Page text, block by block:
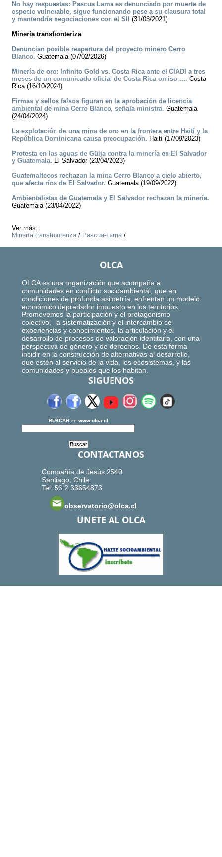
No hay respuestas: Pascua Lama es denunciado por muerte de
especie vulnerable, sigue funcionando pese a su clausura total
y mantendría negociaciones con el SII
(31/03/2021)
Minería transfronteriza
Denuncian posible reapertura del proyecto minero Cerro
Blanco. Guatemala (07/02/2026)
Minería de oro: Infinito Gold vs. Costa Rica ante el CIADI a tres
meses de un comunicado oficial de Costa Rica omiso .... Costa
Rica (16/10/2024)
Firmas y sellos falsos figuran en la aprobación de licencia
ambiental de mina Cerro Blanco, señala ministra. Guatemala
(24/04/2024)
La explotación de una mina de oro en la frontera entre Haití y la
República Dominicana causa preocupación. Haití (17/09/2023)
Protesta en las aguas de Güija contra la minería en El Salvador
y Guatemala. El Salvador (23/04/2023)
Guatemaltecos rechazan la mina Cerro Blanco a cielo abierto,
que afecta ríos de El Salvador. Guatemala (19/09/2022)
Ambientalistas de Guatemala y El Salvador rechazan la minería.
Guatemala (23/04/2022)
Ver más:
Minería transfronteriza/ Pascua-Lama/
OLCA
OLCA es una organización que acompaña a
comunidades en conflicto socioambiental, que en
condiciones de profunda asimetría, enfrentan un modelo
económico depredador impuesto en los territorios.
Promovemos la participación y el protagonismo
colectivo, la sistematización y el intercambio de
experiencias y conocimientos, la articulación y el
desarrollo de procesos de valoración identitaria, con una
perspectiva de género y de derechos. De esta forma
incidir en la construcción de alternativas al desarrollo,
que estén al servicio de la vida, los ecosistemas, y las
comunidades y pueblos que los habitan.
SIGUENOS
BUSCAR en www.olca.cl
CONTACTANOS
Compañía de Jesús 2540
Santiago, Chile.
Tel: 56.2.33654873
observatorio@olca.cl
UNETE AL OLCA